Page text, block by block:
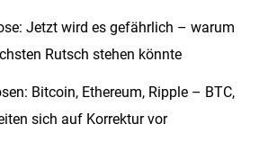
Jetzt wird es gefährlich – warum
Rutsch stehen könnte
Bitcoin, Ethereum, Ripple – BTC,
sich auf Korrektur vor